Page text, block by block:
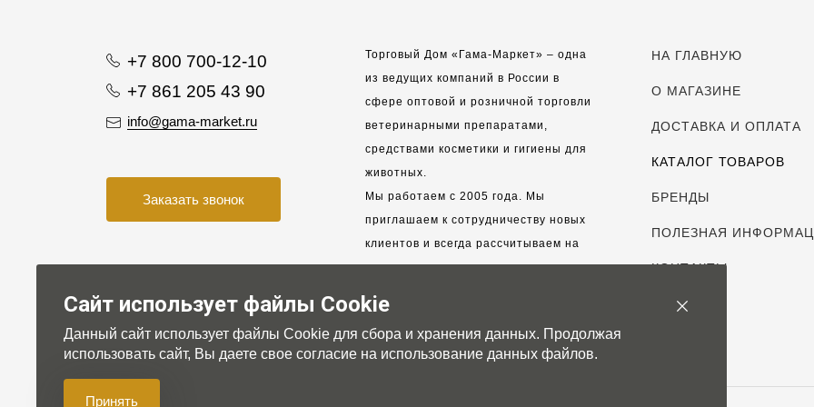
+7 800 700-12-10
+7 861 205 43 90
info@gama-market.ru
Заказать звонок
Торговый Дом «Гама-Маркет» – одна
из ведущих компаний в России в
сфере оптовой и розничной торговли
ветеринарными препаратами,
средствами косметики и гигиены для
животных.
Мы работаем с 2005 года. Мы
приглашаем к сотрудничеству новых
клиентов и всегда рассчитываем на
взаимовыгодные, долгосрочные
Для нас дорог каждый клиент!
НА ГЛАВНУЮ
О МАГАЗИНЕ
ДОСТАВКА И ОПЛАТА
КАТАЛОГ ТОВАРОВ
БРЕНДЫ
ПОЛЕЗНАЯ
КОНТАКТЫ
Сайт использует файлы Cookie
Данный сайт использует файлы Cookie для сбора и хранения данных. Продолжая
использовать сайт, Вы даете свое согласие на использование данных файлов.
Принять